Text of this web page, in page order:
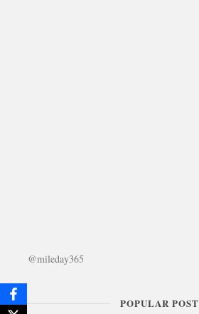
@mileday365
POPULAR POST